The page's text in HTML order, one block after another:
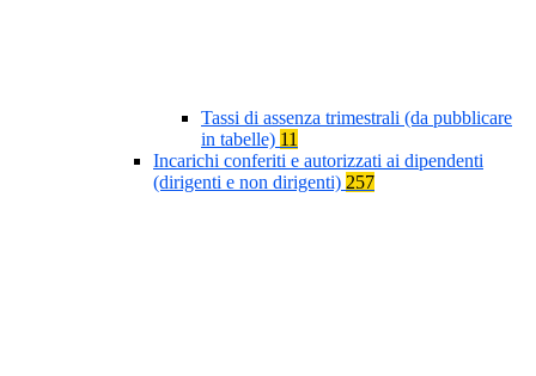
Tassi di assenza trimestrali (da pubblicare
in tabelle) 11
Incarichi conferiti e autorizzati ai dipendenti
(dirigenti e non dirigenti) 257